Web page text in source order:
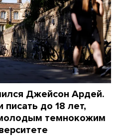
Джейсон Ардей.
до 18 лет,
темнокожим